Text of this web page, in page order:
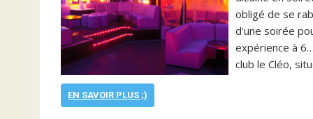
obligé de se
d’une soirée
expérience à
club le Cléo,
EN SAVOIR PLUS ;)